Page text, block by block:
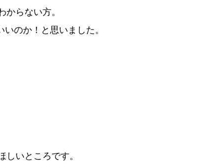
らない方。
のか！と思いました。
いところです。